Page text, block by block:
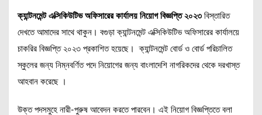
ক্যান্টনমেন্ট এক্সিকিউটিভ অফিসারের কার্যালয় নিয়োগ বিজ্ঞপ্তি ২০২৩বিস্তারিত
দেখতে আমাদের সাথে থাকুন। বগুড়া ক্যান্টনমেন্ট এক্সিকিউটিভ অফিসারের কার্যালয়ে
চাকরির বিজ্ঞপ্তি ২০২৩ প্রকাশিত হয়েছে। ক্যান্টনমেন্ট বোর্ড ও বোর্ড পরিচালিত
স্কুলের জন্য নিম্নবর্ণিত পদে নিয়োগের জন্য বাংলাদেশি নাগরিকদের থেকে দরখাস্ত
আহবান করেছে ।
উক্ত পদসমুহে নারী-পুরুষ আবেদন করতে পারবেন। এই নিয়োগ বিজ্ঞপ্তিতে বলা